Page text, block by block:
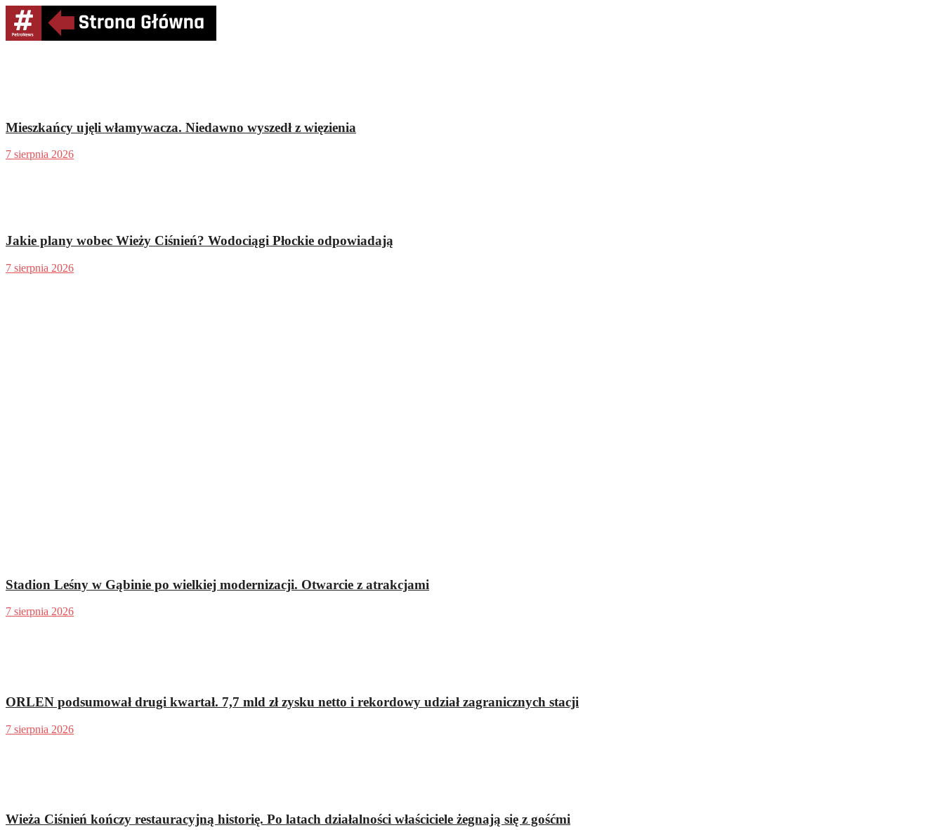
Mieszkańcy ujęli włamywacza. Niedawno wyszedł z więzienia
7 sierpnia 2026
Jakie plany wobec Wieży Ciśnień? Wodociągi Płockie odpowiadają
7 sierpnia 2026
Stadion Leśny w Gąbinie po wielkiej modernizacji. Otwarcie z atrakcjami
7 sierpnia 2026
ORLEN podsumował drugi kwartał. 7,7 mld zł zysku netto i rekordowy udział zagranicznych stacji
7 sierpnia 2026
Wieża Ciśnień kończy restauracyjną historię. Po latach działalności właściciele żegnają się z gośćmi